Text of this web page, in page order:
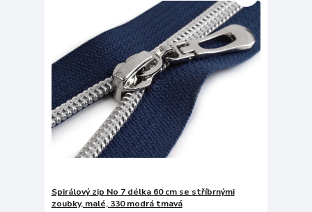
Spirálový zip No 7 délka 60 cm se stříbrnými
zoubky, malé, 330 modrá tmavá